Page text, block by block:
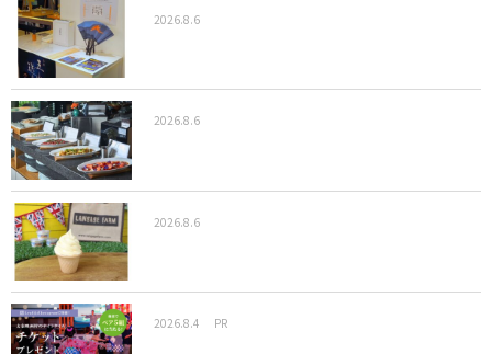
2026.8.6
2026.8.6
2026.8.6
2026.8.4 PR